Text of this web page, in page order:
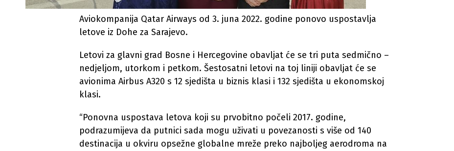
Aviokompanija Qatar Airways od 3. juna 2022. godine ponovo uspostavlja
letove iz Dohe za Sarajevo.
Letovi za glavni grad Bosne i Hercegovine obavljat će se tri puta sedmično –
nedjeljom, utorkom i petkom. Šestosatni letovi na toj liniji obavljat će se
avionima Airbus A320 s 12 sjedišta u biznis klasi i 132 sjedišta u ekonomskoj
klasi.
“Ponovna uspostava letova koji su prvobitno počeli 2017. godine,
podrazumijeva da putnici sada mogu uživati u povezanosti s više od 140
destinacija u okviru opsežne globalne mreže preko najboljeg aerodroma na